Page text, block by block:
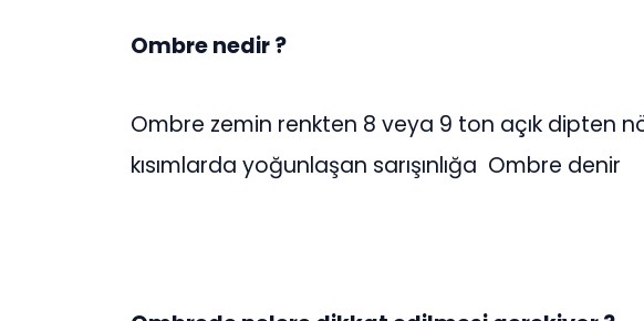
Ombre nedir ?
Ombre zemin renkten 8 veya 9 ton açık dipten
kısımlarda yoğunlaşan sarışınlığa Ombre denir